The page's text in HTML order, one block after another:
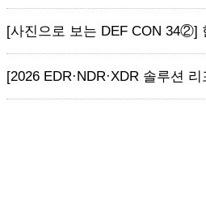
[사진으로 보는 DEF CON 34②]
[2026 EDR·NDR·XDR 솔루션